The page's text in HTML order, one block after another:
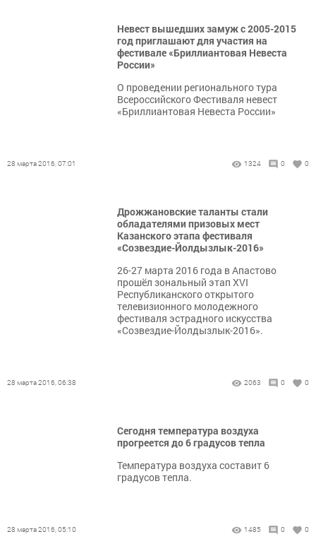
Невест вышедших замуж с 2005-2015
год приглашают для участия на
фестивале «Бриллиантовая Невеста
России»
О проведении регионального тура
Всероссийского Фестиваля невест
«Бриллиантовая Невеста России»
28 марта 2016, 07:01 1324 0 0
Дрожжановские таланты стали
обладателями призовых мест
Казанского этапа фестиваля
«Созвездие-Йолдызлык-2016»
26-27 марта 2016 года в Апастово
прошёл зональный этап XVI
Республиканского открытого
телевизионного молодежного
фестиваля эстрадного искусства
«Созвездие-Йолдызлык-2016».
28 марта 2016, 06:38 2063 0 0
Сегодня температура воздуха
прогреется до 6 градусов тепла
Температура воздуха составит 6
градусов тепла.
28 марта 2016, 05:10 1485 0 0